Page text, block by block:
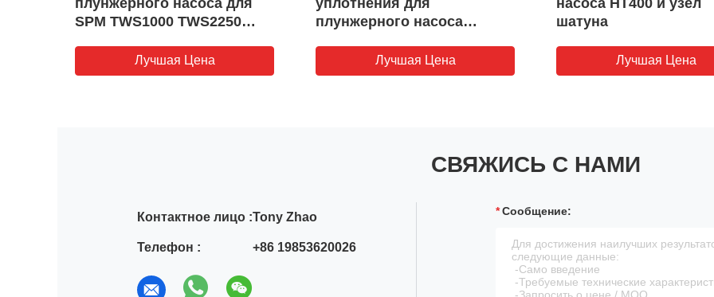
плунжерного насоса для
SPM TWS1000 TWS2250
Лучшая Цена
уплотнения для
плунжерного насоса
TWS2250 QWS2500
Лучшая Цена
насоса HT400 и узел
шатуна
Лучшая Цена
СВЯЖИСЬ С НАМИ
Контактное лицо :Tony Zhao
Телефон : +86 19853620026
Сообщение: